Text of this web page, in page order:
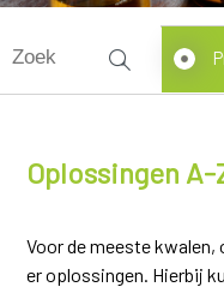
Oplossingen A-
Voor de meeste kwalen,
er oplossingen. Hierbij